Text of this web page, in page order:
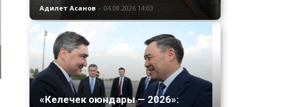
Адилет Асанов - 04.08.2026 14:03
«Келечек оюндары — 2026»: